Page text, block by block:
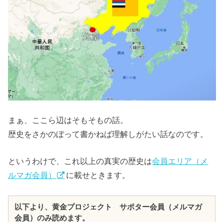
まぁ、ここら辺はそもそもの話。
歴史をさかのぼって書かねば理解しがたい話なのです。
というわけで、これ以上の真実の歴史は会員エリア（メ
ルマガ会員）
に載せときます。
以下より、黄金プロジェクト サポター会員（メルマガ
会員）のみ読めます。